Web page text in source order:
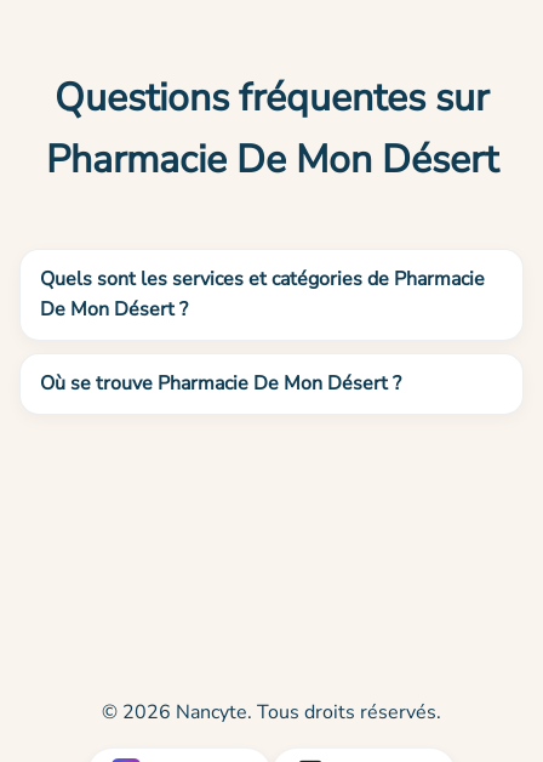
Questions fréquentes sur
Pharmacie De Mon Désert
Quels sont les services et catégories de Pharmacie
De Mon Désert ?
Où se trouve Pharmacie De Mon Désert ?
© 2026 Nancyte. Tous droits réservés.